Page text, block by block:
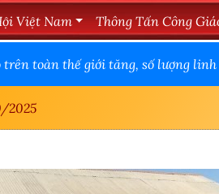
Việt Nam Thông Tấn Công
trên toàn thế giới tăng, số lượng
2025